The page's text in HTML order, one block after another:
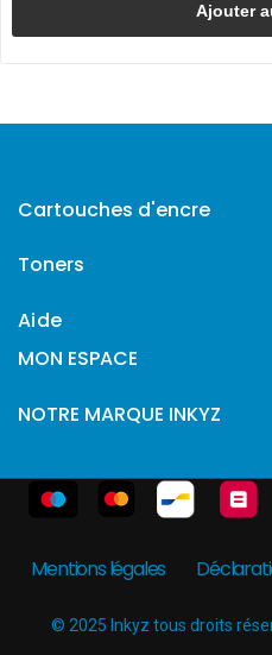
Ajouter
Cartouches d'encre
Toners
Aide
MON ESPACE
NOTRE MARQUE INKYZ
Mentions légales
© 2025 Inkyz tous droits